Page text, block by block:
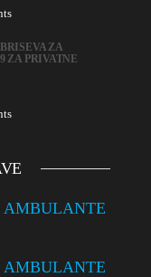
ZA
ZA PRIVATNE
AMBULANTE
AMBULANTE